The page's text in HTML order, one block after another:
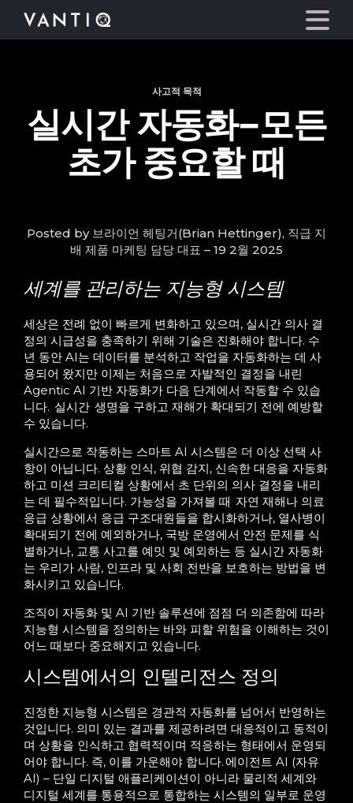
산업
회사
리소스
언어
사고적 목적
실시간 자동화–모든
초가 중요할 때
Posted by 브라이언 헤팅거(Brian Hettinger), 직급 지
배 제품 마케팅 담당 대표 – 19 2월 2025
세계를 관리하는 지능형 시스템
세상은 전례 없이 빠르게 변화하고 있으며, 실시간 의사 결
정의 시급성을 충족하기 위해 기술은 진화해야 합니다. 수
년 동안 AI는 데이터를 분석하고 작업을 자동화하는 데 사
용되어 왔지만 이제는 처음으로 자발적인 결정을 내린
Agentic AI 기반 자동화가 다음 단계에서 작동할 수 있습
니다. 실시간 생명을 구하고 재해가 확대되기 전에 예방할
수 있습니다.
실시간으로 작동하는 스마트 AI 시스템은 더 이상 선택 사
항이 아닙니다. 상황 인식, 위협 감지, 신속한 대응을 자동화
하고 미션 크리티컬 상황에서 초 단위의 의사 결정을 내리
는 데 필수적입니다. 가능성을 가져볼 때 자연 재해나 의료
응급 상황에서 응급 구조대원들을 합시화하거나, 열사병이
확대되기 전에 예외하거나, 국방 운영에서 안전 문제를 식
별하거나, 교통 사고를 예밋 및 예외하는 등 실시간 자동화
는 우리가 사람, 인프라 및 사회 전반을 보호하는 방법을 변
화시키고 있습니다.
조직이 자동화 및 AI 기반 솔루션에 점점 더 의존함에 따라
지능형 시스템을 정의하는 바와 피할 위험을 이해하는 것이
어느 때보다 중요해지고 있습니다.
시스템에서의 인텔리전스 정의
진정한 지능형 시스템은 경관적 자동화를 넘어서 반영하는
것입니다. 의미 있는 결과를 제공하려면 대응적이고 동적이
며 상황을 인식하고 협력적이며 적응하는 형태에서 운영되
어야 합니다. 즉, 이를 가운해야 합니다.에이전트 AI (자유
AI) – 단일 디지털 애플리케이션이 아니라 물리적 세계와
디지털 세계를 통용적으로 통합하는 시스템의 일부로 운영